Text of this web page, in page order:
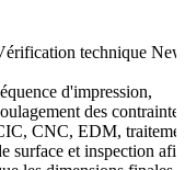
technique
d'impression,
des
CNC, EDM,
surface et inspection afin